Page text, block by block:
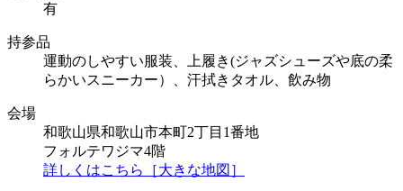
有
持参品
運動のしやすい服装、上履き(ジャズシューズや底の柔
らかいスニーカー）、汗拭きタオル、飲み物
会場
和歌山県和歌山市本町2丁目1番地
フォルテワジマ4階
詳しくはこちら［大きな地図］